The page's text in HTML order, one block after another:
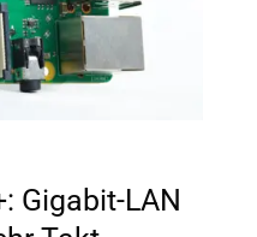
Gigabit-LAN